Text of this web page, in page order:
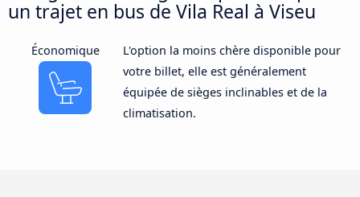
un trajet en bus de Vila Real à Viseu
Économique
L'option la moins chère disponible pour
votre billet, elle est généralement
équipée de sièges inclinables et de la
climatisation.